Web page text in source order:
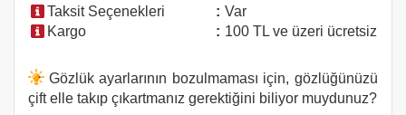
Taksit Seçenekleri
: Var
Kargo
: 100 TL ve üzeri ücretsiz
Gözlük ayarlarının bozulmaması için, gözlüğünüzü
çift elle takıp çıkartmanız gerektiğini biliyor muydunuz?